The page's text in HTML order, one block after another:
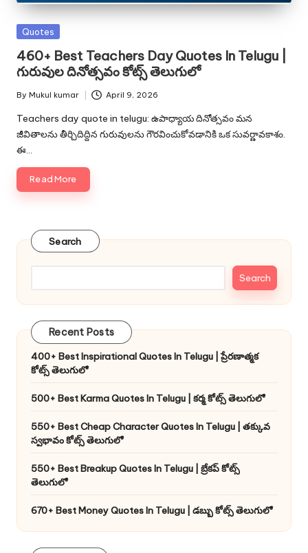
Posted
Quotes
460+ Best Teachers Day Quotes In Telugu |
గురువుల దినోత్సవం కోట్స్ తెలుగులో
Posted
by
By Mukul kumar April 9, 2026
Teachers day quote in telugu: ఉపాధ్యాయ దినోత్సవం మన
జీవితాలను తీర్చిదిద్దిన గురువులను గౌరవించుకోవడానికి ఒక సువర్ణావకాశం.
ఈ…
Read More
Search
Search
Recent Posts
400+ Best Inspirational Quotes In Telugu | ప్రేరణాత్మక
కోట్స్ తెలుగులో
500+ Best Karma Quotes In Telugu | కర్మ కోట్స్ తెలుగులో
550+ Best Cheap Character Quotes In Telugu | తక్కువ
స్వభావం కోట్స్ తెలుగులో
550+ Best Breakup Quotes In Telugu | బ్రేకప్ కోట్స్
తెలుగులో
670+ Best Money Quotes In Telugu | డబ్బు కోట్స్ తెలుగులో